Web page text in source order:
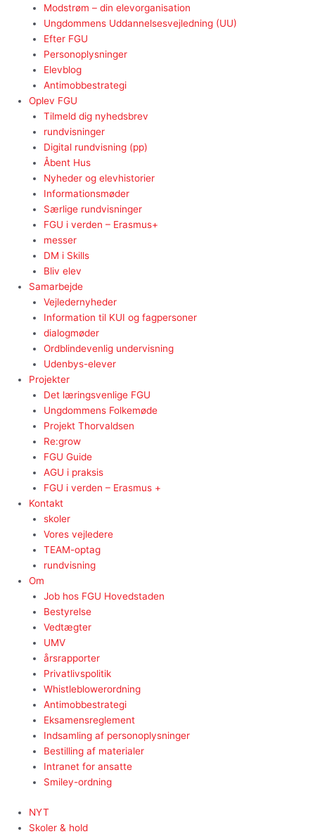
Modstrøm – din elevorganisation
Ungdommens Uddannelsesvejledning (UU)
Efter FGU
Personoplysninger
Elevblog
Antimobbestrategi
Oplev FGU
Tilmeld dig nyhedsbrev
rundvisninger
Digital rundvisning (pp)
Åbent Hus
Nyheder og elevhistorier
Informationsmøder
Særlige rundvisninger
FGU i verden – Erasmus+
messer
DM i Skills
Bliv elev
Samarbejde
Vejledernyheder
Information til KUI og fagpersoner
dialogmøder
Ordblindevenlig undervisning
Udenbys-elever
Projekter
Det læringsvenlige FGU
Ungdommens Folkemøde
Projekt Thorvaldsen
Re:grow
FGU Guide
AGU i praksis
FGU i verden – Erasmus +
Kontakt
skoler
Vores vejledere
TEAM-optag
rundvisning
Om
Job hos FGU Hovedstaden
Bestyrelse
Vedtægter
UMV
årsrapporter
Privatlivspolitik
Whistleblowerordning
Antimobbestrategi
Eksamensreglement
Indsamling af personoplysninger
Bestilling af materialer
Intranet for ansatte
Smiley-ordning
NYT
Skoler & hold